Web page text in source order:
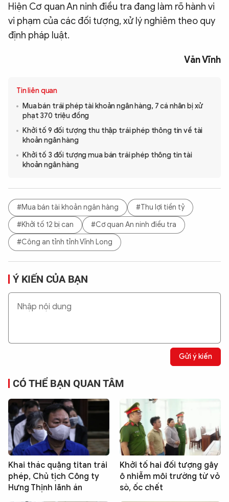
Hiện Cơ quan An ninh điều tra đang làm rõ hành vi
vi phạm của các đối tượng, xử lý nghiêm theo quy
định pháp luật.
Văn Vĩnh
Tin liên quan
Mua bán trái phép tài khoản ngân hàng, 7 cá nhân bị xử
phạt 370 triệu đồng
Khởi tố 9 đối tượng thu thập trái phép thông tin về tài
khoản ngân hàng
Khởi tố 3 đối tượng mua bán trái phép thông tin tài
khoản ngân hàng
#Mua bán tài khoản ngân hàng
#Thu lợi tiền tỷ
#Khởi tố 12 bị can
#Cơ quan An ninh điều tra
#Công an tỉnh tỉnh Vĩnh Long
Ý KIẾN CỦA BẠN
Gửi ý kiến
CÓ THỂ BẠN QUAN TÂM
Khai thác quặng titan trái
phép, Chủ tịch Công ty
Hưng Thịnh lãnh án
Khởi tố hai đối tượng gây
ô nhiễm môi trường từ vỏ
sò, ốc chết